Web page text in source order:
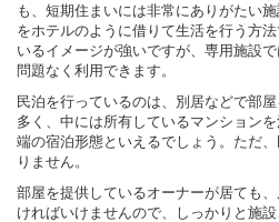
も、短期住まいには非常にありがたい
をホテルのように借りて生活を行う方
いるイメージが強いですが、専用施設
問題なく利用できます。
民泊を行っているのは、別居などで部
多く、中には所有しているマンション
端の宿泊形態といえるでしょう。ただ
りません。
部屋を提供しているオーナーが居ても
ければいけませんので、しっかりと施